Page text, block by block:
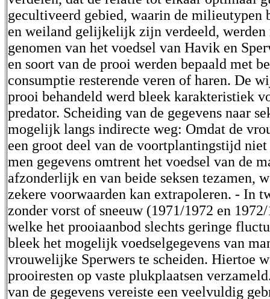
gecultiveerd gebied, waarin de milieutypen
en weiland gelijkelijk zijn verdeeld, werden
genomen van het voedsel van Havik en
en soort van de prooi werden bepaald met
consumptie resterende veren of haren. De
prooi behandeld werd bleek karakteristiek
predator. Scheiding van de gegevens naar
mogelijk langs indirecte weg: Omdat de
een groot deel van de voortplantingstijd
men gegevens omtrent het voedsel van de
afzonderlijk en van beide seksen tezamen,
zekere voorwaarden kan extrapoleren. - In
zonder vorst of sneeuw (1971/1972 en
welke het prooiaanbod slechts geringe
bleek het mogelijk voedselgegevens van
vrouwelijke Sperwers te scheiden. Hiertoe
prooiresten op vaste plukplaatsen
van de gegevens vereiste een veelvuldig